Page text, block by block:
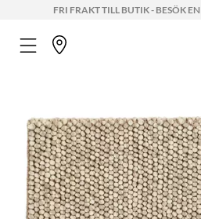
FRI FRAKT TILL BUTIK - BESÖK